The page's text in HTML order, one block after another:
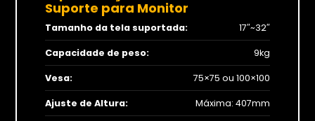
Monitores
Gamer
Suportes
Para Monitores
Suporte para Monitor
Tamanho da tela suportada: 17″~32″
Capacidade de peso: 9kg
Vesa: 75×75 ou 100×100
Ajuste de Altura: Máxima: 407mm